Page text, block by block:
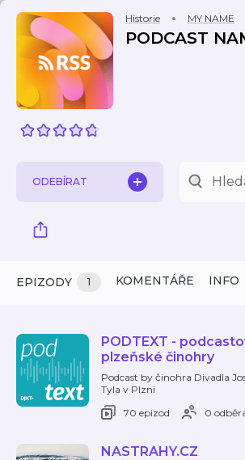
Historie MY NAME
PODCAST
ODEBÍRAT
EPIZODY 1 KOMENTÁŘE INFO
PODTEXT -
plzeňské činohry
Podcast by činohra Divadla
Tyla v Plzni
70 epizod
0
NASTRAHY.CZ